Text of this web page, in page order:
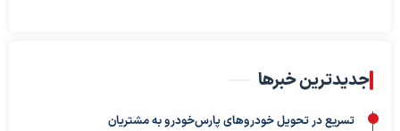
جدیدترین خبرها
تسریع در تحویل خودروهای پارس‌خودرو به مشتریان